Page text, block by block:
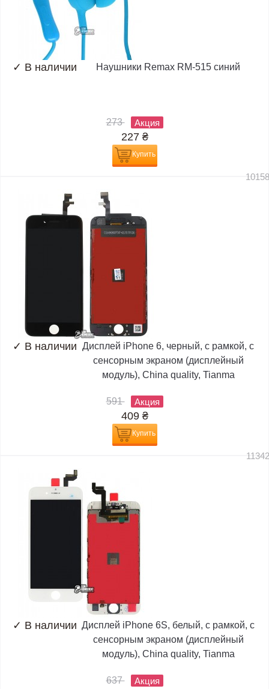
✓ В наличии Наушники Remax RM-515 синий
273 Акция
227 ₴
Купить
✓ В наличии Дисплей iPhone 6, черный, с рамкой, с
сенсорным экраном (дисплейный
модуль), China quality, Tianma
591 Акция
409 ₴
Купить
✓ В наличии Дисплей iPhone 6S, белый, с рамкой, с
сенсорным экраном (дисплейный
модуль), China quality, Tianma
637 Акция